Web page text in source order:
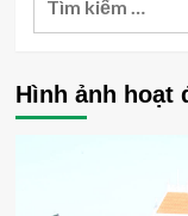
Hình ảnh hoạt